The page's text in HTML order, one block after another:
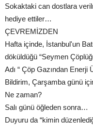
Sokaktaki can dostlara
hediye ettiler…
ÇEVREMİZDEN
Hafta içinde, İstanbul'un
döküldüğü “Seymen
Adı “ Çöp Gazından Enerji
Bildirim, Çarşamba günü
Ne zaman?
Salı günü öğleden sonra…
Duyuru da “kimin